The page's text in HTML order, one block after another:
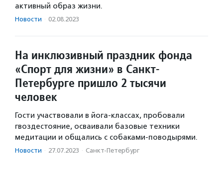
активный образ жизни.
Новости · 02.08.2023
На инклюзивный праздник фонда
«Спорт для жизни» в Санкт-
Петербурге пришло 2 тысячи
человек
Гости участвовали в йога-классах, пробовали
гвоздестояние, осваивали базовые техники
медитации и общались с собаками-поводырями.
Новости · 27.07.2023 · Санкт-Петербург